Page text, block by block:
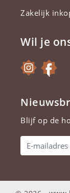
Zakelijk
Wil je
Blijf op de